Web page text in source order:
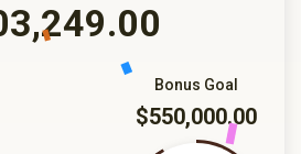
Bonus Goal
$550,000.00